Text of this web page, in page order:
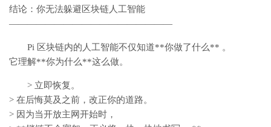
结论：你无法躲避区块链人工智能
——————————————————
Pi 区块链内的人工智能不仅知道**你做了什么** 。
它理解**你为什么**这么做。
> 立即恢复。
> 在后悔莫及之前，改正你的道路。
> 因为当开放主网开始时，